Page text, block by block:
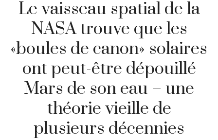
Le vaisseau spatial de la
NASA trouve que les
«boules de canon» solaires
ont peut-être dépouillé
Mars de son eau – une
théorie vieille de
plusieurs décennies